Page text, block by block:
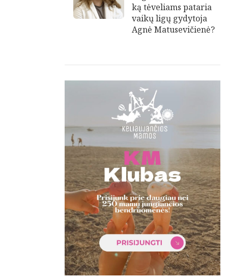
ką tėveliams pataria
vaikų ligų gydytoja
Agnė Matusevičienė?